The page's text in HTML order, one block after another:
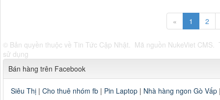
« 1 2
© Bản quyền thuộc về Tin Tức Cập Nhật Mã nguồn NukeViet CMS
sử dụng
Bán hàng trên Facebook
Siêu Thị | Cho thuê nhóm fb | Pin Laptop | Nhà hàng ngon Gò Vấp